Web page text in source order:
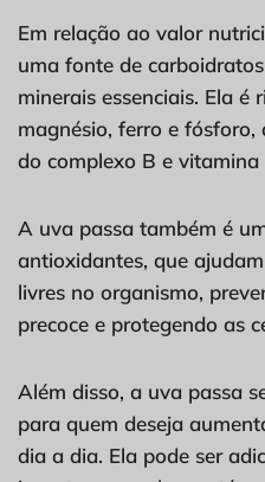
Em relação ao valor
uma fonte de
minerais essenciais. Ela é
magnésio, ferro e
do complexo B e vitamina
A uva passa também é
antioxidantes, que
livres no organismo,
precoce e protegendo as
Além disso, a uva passa
para quem deseja
dia a dia. Ela pode ser